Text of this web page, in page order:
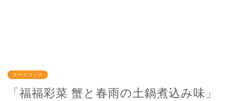
エースコック
「福福彩菜 蟹と春雨の土鍋煮込み味」